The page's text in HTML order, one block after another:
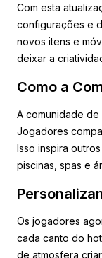
Com esta
configurações e
novos itens e
deixar a
Como a
A comunidade de
Jogadores
Isso inspira
piscinas, spas e
Os jogadores
cada canto do
de atmosfera